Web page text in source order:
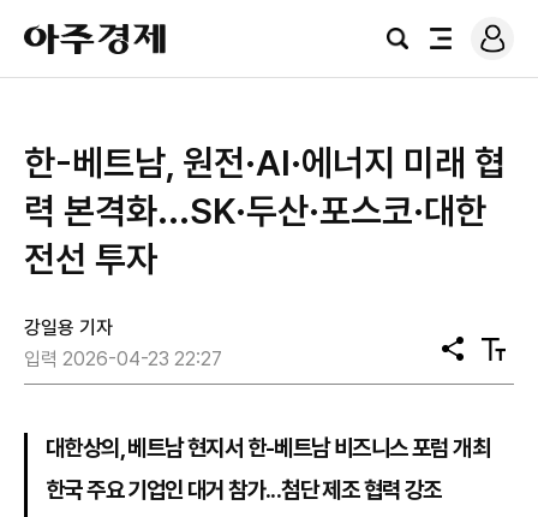
아
주
경
검
전
로
그
한-베트남, 원전·AI·에너지 미래 협
력 본격화...SK·두산·포스코·대한
전선 투자
강일용 기자
입력 2026-04-23 22:27
공
유
텍
스
대한상의, 베트남 현지서 한-베트남 비즈니스 포럼 개최
한국 주요 기업인 대거 참가...첨단 제조 협력 강조